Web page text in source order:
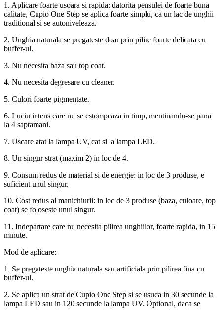
1. Aplicare foarte usoara si rapida: datorita pensulei de foarte buna
calitate, Cupio One Step se aplica foarte simplu, ca un lac de unghii
traditional si se autoniveleaza.
2. Unghia naturala se pregateste doar prin pilire foarte delicata cu
buffer-ul.
3. Nu necesita baza sau top coat.
4. Nu necesita degresare cu cleaner.
5. Culori foarte pigmentate.
6. Luciu intens care nu se estompeaza in timp, mentinandu-se pana
la 4 saptamani.
7. Uscare atat la lampa UV, cat si la lampa LED.
8. Un singur strat (maxim 2) in loc de 4.
9. Consum redus de material si de energie: in loc de 3 produse, e
suficient unul singur.
10. Cost redus al manichiurii: in loc de 3 produse (baza, culoare, top
coat) se foloseste unul singur.
11. Indepartare care nu necesita pilirea unghiilor, foarte rapida, in 15
minute.
Mod de aplicare:
1. Se pregateste unghia naturala sau artificiala prin pilirea fina cu
buffer-ul.
2. Se aplica un strat de Cupio One Step si se usuca in 30 secunde la
lampa LED sau in 120 secunde la lampa UV. Optional, daca se